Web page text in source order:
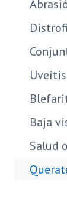
Uveítis
Baja
Salud